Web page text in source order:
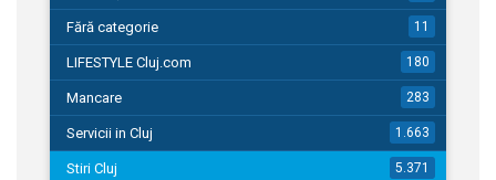
Fără categorie 11
LIFESTYLE Cluj.com 180
Mancare 283
Servicii in Cluj 1.663
Stiri Cluj 5.371